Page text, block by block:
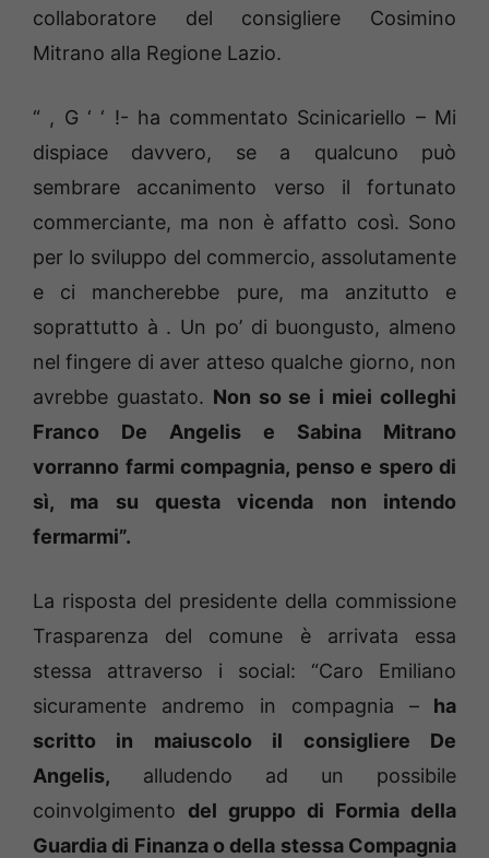
collaboratore del consigliere Cosimino
Mitrano alla Regione Lazio.
“ , G ‘ ‘ !- ha commentato Scinicariello – Mi
dispiace davvero, se a qualcuno può
sembrare accanimento verso il fortunato
commerciante, ma non è affatto così. Sono
per lo sviluppo del commercio, assolutamente
e ci mancherebbe pure, ma anzitutto e
soprattutto à . Un po’ di buongusto, almeno
nel fingere di aver atteso qualche giorno, non
avrebbe guastato. Non so se i miei colleghi
Franco De Angelis e Sabina Mitrano
vorranno farmi compagnia, penso e spero di
sì, ma su questa vicenda non intendo
fermarmi”.
La risposta del presidente della commissione
Trasparenza del comune è arrivata essa
stessa attraverso i social: “Caro Emiliano
sicuramente andremo in compagnia – ha
scritto in maiuscolo il consigliere De
Angelis, alludendo ad un possibile
coinvolgimento del gruppo di Formia della
Guardia di Finanza o della stessa Compagnia